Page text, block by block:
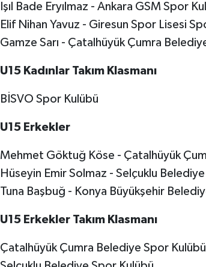
Işıl Bade Eryılmaz - Ankara GSM Spor
Elif Nihan Yavuz - Giresun Spor Lisesi
Gamze Sarı - Çatalhüyük Çumra
U15 Kadınlar Takım Klasmanı
BİSVO Spor Kulübü
U15 Erkekler
Mehmet Göktuğ Köse - Çatalhüyük
Hüseyin Emir Solmaz - Selçuklu
Tuna Başbuğ - Konya Büyükşehir
U15 Erkekler Takım Klasmanı
Çatalhüyük Çumra Belediye Spor Kulübü